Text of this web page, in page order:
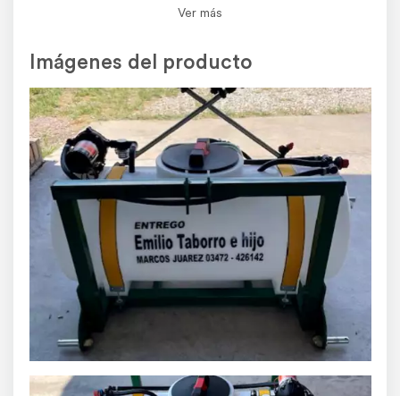
Ver más
Imágenes del producto